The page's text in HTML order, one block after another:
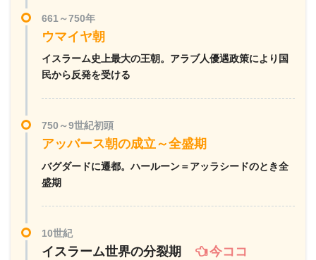
661～750年
ウマイヤ朝
イスラーム史上最大の王朝。アラブ人優遇政策により国
民から反発を受ける
750～9世紀初頭
アッバース朝の成立～全盛期
バグダードに遷都。ハールーン＝アッラシードのとき全
盛期
10世紀
イスラーム世界の分裂期 今ココ